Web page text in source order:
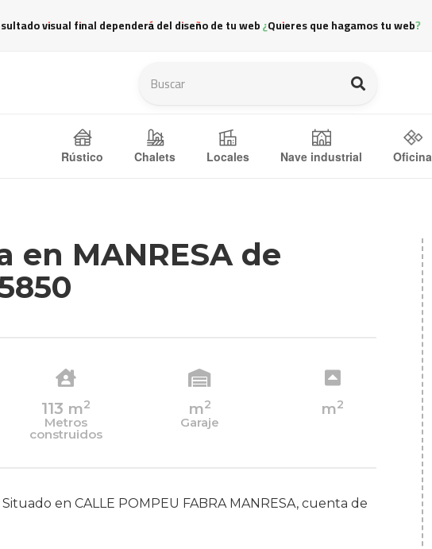
visual final dependerá del diseño de tu web ¿Quieres que hagamos tu web?
Rústico Chalets Locales Nave industrial Oficina
en MANRESA de
113 m2
Metros
construidos
m2
Garaje
m2
en CALLE POMPEU FABRA MANRESA, cuenta de